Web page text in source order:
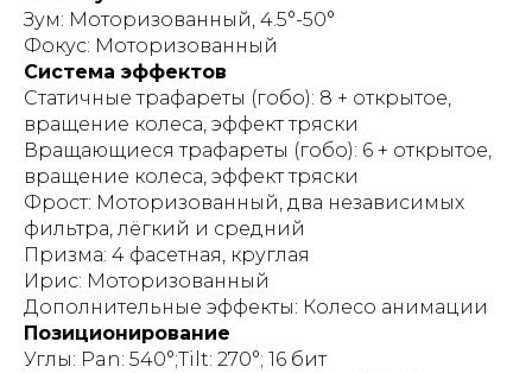
Зум: Моторизованный, 4.5°-50°
Фокус: Моторизованный
Система эффектов
Статичные трафареты (гобо): 8 + открытое,
вращение колеса, эффект тряски
Вращающиеся трафареты (гобо): 6 + открытое,
вращение колеса, эффект тряски
Фрост: Моторизованный, два независимых
фильтра, лёгкий и средний
Призма: 4 фасетная, круглая
Ирис: Моторизованный
Дополнительные эффекты: Колесо анимации
Позиционирование
Углы: Pan: 540°;Tilt: 270°; 16 бит